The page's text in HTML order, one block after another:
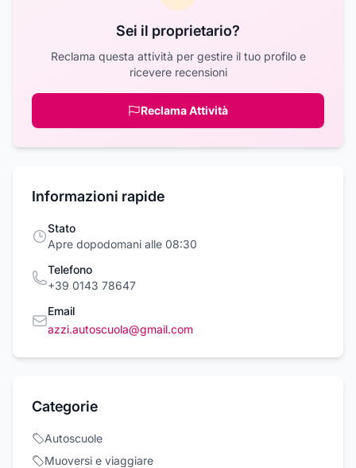
Sei il proprietario?
Reclama questa attività per gestire il tuo profilo e
ricevere recensioni
Reclama Attività
Informazioni rapide
Stato
Apre dopodomani alle 08:30
Telefono
+39 0143 78647
Email
azzi.autoscuola@gmail.com
Categorie
Autoscuole
Muoversi e viaggiare